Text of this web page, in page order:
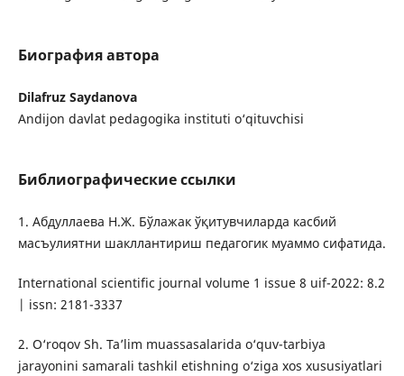
Биография автора
Dilafruz Saydanova
Andijon davlat pedagogika instituti o‘qituvchisi
Библиографические ссылки
1. Абдуллаева Н.Ж. Бўлажак ўқитувчиларда касбий
масъулиятни шакллантириш педагогик муаммо сифатида.
International scientific journal volume 1 issue 8 uif-2022: 8.2
| issn: 2181-3337
2. O‘roqov Sh. Ta’lim muassasalarida o‘quv-tarbiya
jarayonini samarali tashkil etishning o‘ziga xos xususiyatlari